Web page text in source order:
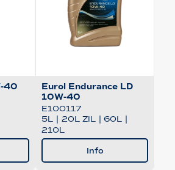
40
Eurol Endurance LD
10W-40
E100117
5L | 20L ZIL | 60L |
210L
Info